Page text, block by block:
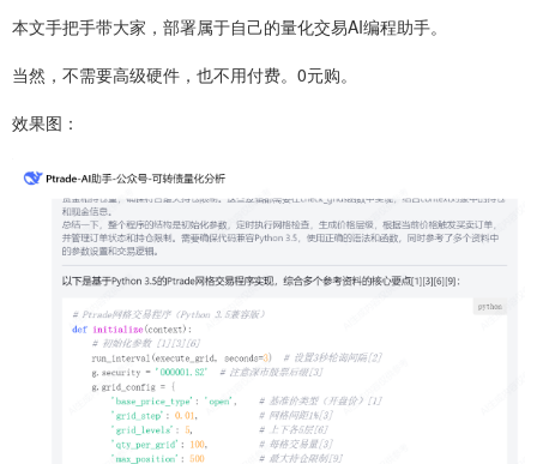
本文手把手带大家，部署属于自己的量化交易AI编程助手。
当然，不需要高级硬件，也不用付费。0元购。
效果图：